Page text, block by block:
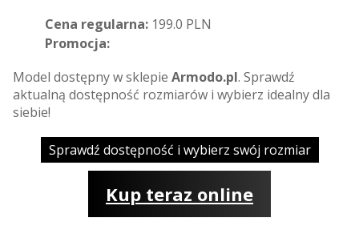
Cena regularna: 199.0 PLN
Promocja:
Model dostępny w sklepie Armodo.pl. Sprawdź
aktualną dostępność rozmiarów i wybierz idealny dla
siebie!
Sprawdź dostępność i wybierz swój rozmiar
Kup teraz online